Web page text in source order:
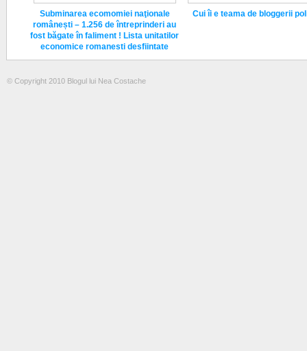
Subminarea ecomomiei naţionale
românești – 1.256 de întreprinderi au
fost băgate în faliment ! Lista unitatilor
economice romanesti desfiintate
Cui îi e teama de bloggerii
© Copyright 2010 Blogul lui Nea Costache